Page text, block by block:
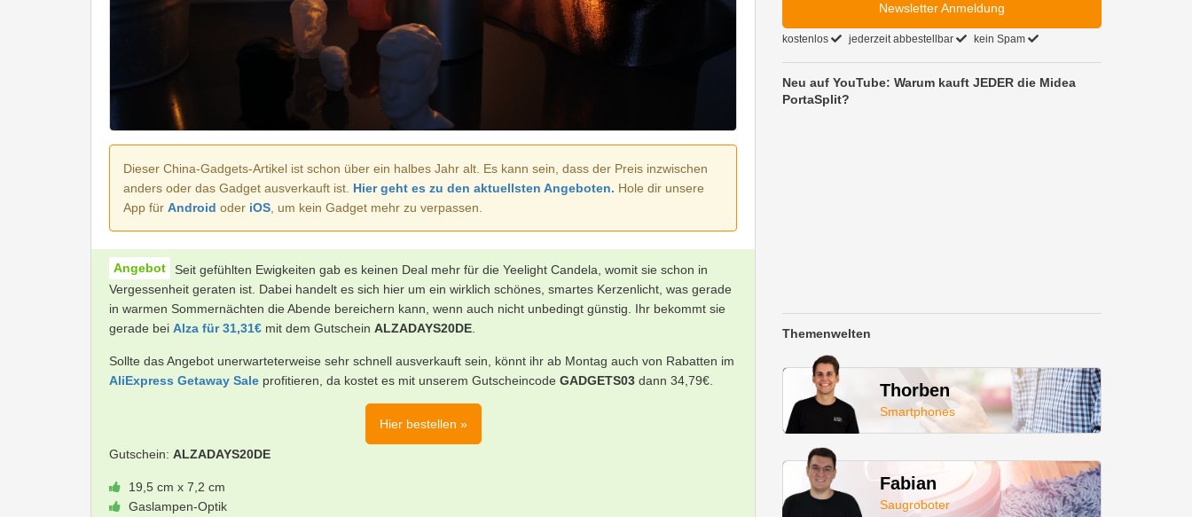
Dieser China-Gadgets-Artikel ist schon über ein halbes Jahr alt. Es kann sein, dass der Preis inzwischen
anders oder das Gadget ausverkauft ist. Hier geht es zu den aktuellsten Angeboten. Hole dir unsere
App für Android oder iOS , um kein Gadget mehr zu verpassen.
Seit gefühlten Ewigkeiten gab es keinen Deal mehr für die Yeelight Candela, womit sie schon in
Vergessenheit geraten ist. Dabei handelt es sich hier um ein wirklich schönes, smartes Kerzenlicht, was gerade
in warmen Sommernächten die Abende bereichern kann, wenn auch nicht unbedingt günstig. Ihr bekommt sie
gerade bei Alza für 31,31€ mit dem Gutschein ALZADAYS20DE
Sollte das Angebot unerwarteterweise sehr schnell ausverkauft sein, könnt ihr ab Montag auch von Rabatten im
AliExpress Getaway Sale profitieren, da kostet es mit unserem Gutscheincode GADGETS03 dann 34,79€.
Hier bestellen »
Gutschein: ALZADAYS20DE
19,5 cm x 7,2 cm
Gaslampen-Optik
Newsletter Anmeldung
kostenlos jederzeit abbestellbar kein Spam
Neu auf YouTube: Warum kauft JEDER die Midea
PortaSplit?
Themenwelten
Thorben
Smartphones
Fabian
Saugroboter